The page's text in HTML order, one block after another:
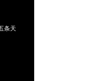
条天